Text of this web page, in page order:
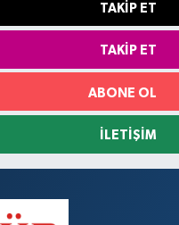
TAKIP ET
TAKIP ET
ABONE OL
İLETIŞIM